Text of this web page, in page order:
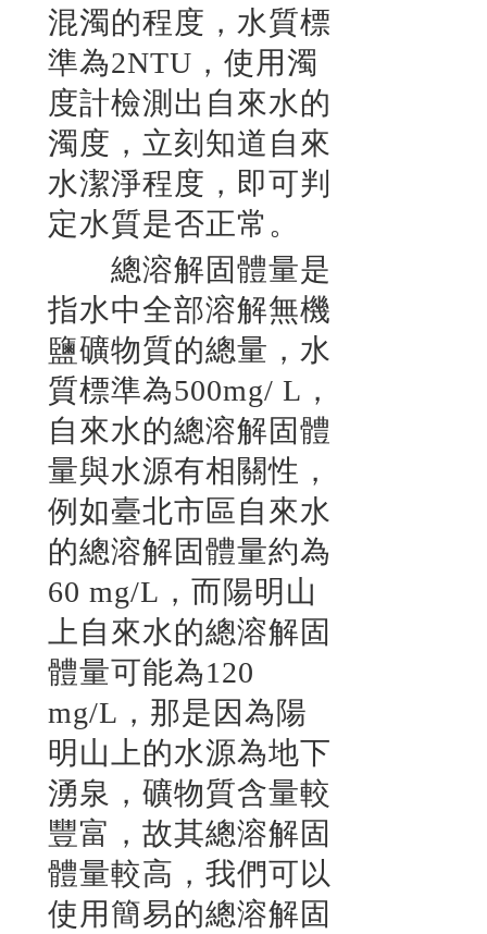
混濁的程度，水質標
準為2NTU，使用濁
度計檢測出自來水的
濁度，立刻知道自來
水潔淨程度，即可判
定水質是否正常。
總溶解固體量是
指水中全部溶解無機
鹽礦物質的總量，水
質標準為500mg/ L，
自來水的總溶解固體
量與水源有相關性，
例如臺北市區自來水
的總溶解固體量約為
60 mg/L，而陽明山
上自來水的總溶解固
體量可能為120
mg/L，那是因為陽
明山上的水源為地下
湧泉，礦物質含量較
豐富，故其總溶解固
體量較高，我們可以
使用簡易的總溶解固